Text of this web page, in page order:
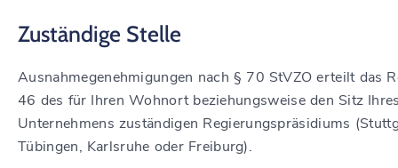
Zuständige Stelle
Ausnahmegenehmigungen nach § 70 StVZO erteilt das
46 des für Ihren Wohnort beziehungsweise den Sitz
Unternehmens zuständigen Regierungspräsidiums
Tübingen, Karlsruhe oder Freiburg).